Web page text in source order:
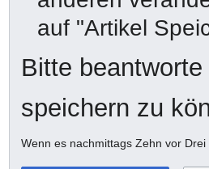
auf "Artikel
Bitte
speichern zu
Wenn es nachmittags Zehn vor